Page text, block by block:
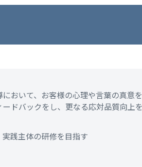
おいて、お客様の心理や言葉の真意
ドバックをし、更なる応対品質向上
践主体の研修を目指す